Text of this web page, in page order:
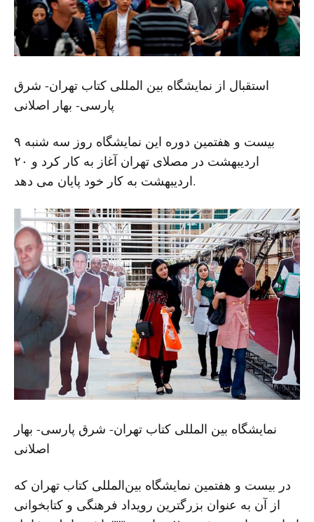
استقبال از نمایشگاه بین المللی کتاب تهران- شرق
پارسی- بهار اصلانی
بیست و هفتمین دوره این نمایشگاه روز سه شنبه ۹
اردیبهشت در مصلای تهران آغاز به کار کرد و ۲۰
اردیبهشت به کار خود پایان می دهد.
نمایشگاه بین المللی کتاب تهران- شرق پارسی- بهار
اصلانی
در بیست و هفتمین نمایشگاه بین‌المللی کتاب تهران که
از آن به عنوان بزرگترین رویداد فرهنگی و کتابخوانی